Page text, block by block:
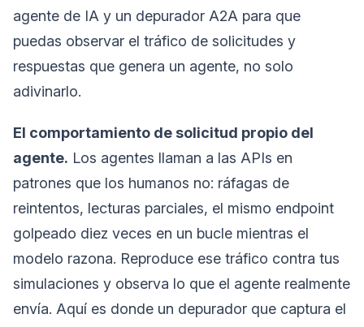
agente de IA y un depurador A2A para que
puedas observar el tráfico de solicitudes y
respuestas que genera un agente, no solo
adivinarlo.
El comportamiento de solicitud propio del
agente. Los agentes llaman a las APIs en
patrones que los humanos no: ráfagas de
reintentos, lecturas parciales, el mismo endpoint
golpeado diez veces en un bucle mientras el
modelo razona. Reproduce ese tráfico contra tus
simulaciones y observa lo que el agente realmente
envía. Aquí es donde un depurador que captura el